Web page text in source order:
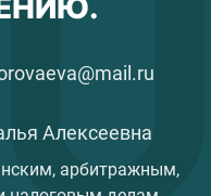
Алексеевна
арбитражным,